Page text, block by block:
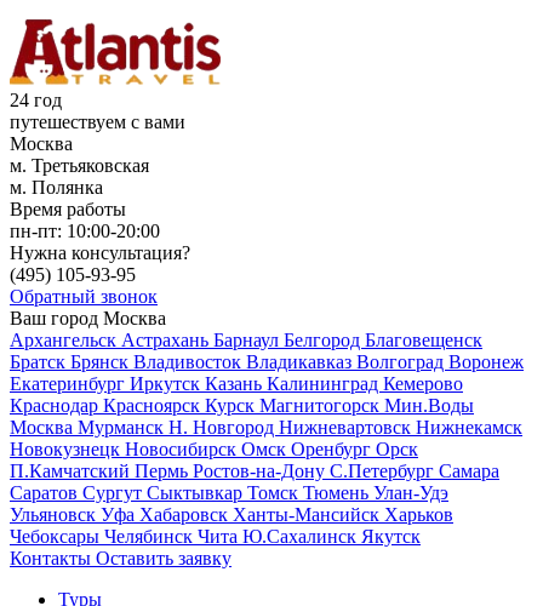
24 год
путешествуем с вами
Москва
м. Третьяковская
м. Полянка
Время работы
пн-пт: 10:00-20:00
Нужна консультация?
(495) 105-93-95
Обратный звонок
Ваш город Москва
Архангельск Астрахань Барнаул Белгород Благовещенск
Братск Брянск Владивосток Владикавказ Волгоград Воронеж
Екатеринбург Иркутск Казань Калининград Кемерово
Краснодар Красноярск Курск Магнитогорск Мин.Воды
Москва Мурманск Н. Новгород Нижневартовск Нижнекамск
Новокузнецк Новосибирск Омск Оренбург Орск
П.Камчатский Пермь Ростов-на-Дону С.Петербург Самара
Саратов Сургут Сыктывкар Томск Тюмень Улан-Удэ
Ульяновск Уфа Хабаровск Ханты-Мансийск Харьков
Чебоксары Челябинск Чита Ю.Сахалинск Якутск
Контакты Оставить заявку
Туры